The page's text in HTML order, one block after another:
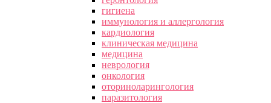
гигиена
иммунология и аллергология
кардиология
клиническая медицина
медицина
неврология
онкология
оториноларингология
паразитология